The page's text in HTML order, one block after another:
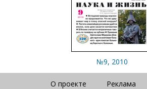
№9, 2010
О проекте Реклама